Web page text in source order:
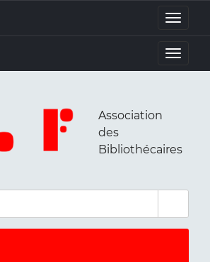
Toggle
Toggle
Association
des
Bibliothécaires